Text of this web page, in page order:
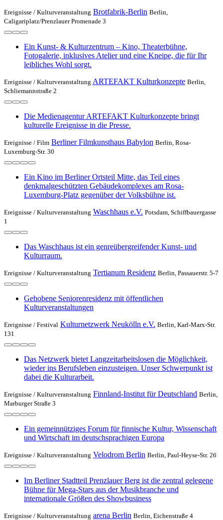
Ereignisse / Kulturveranstaltung Brotfabrik-Berlin Berlin,
Caligariplatz/Prenzlauer Promenade 3
Ein Kunst- & Kulturzentrum – Kino, Theaterbühne,
Fotogalerie, inklusives Atelier und eine Kneipe, die für Ihr
leibliches Wohl sorgt.
Ereignisse / Kulturveranstaltung ARTEFAKT Kulturkonzepte Berlin,
Schliemannstraße 2
Die Medienagentur ARTEFAKT Kulturkonzepte bringt
kulturelle Ereignisse in die Presse.
Ereignisse / Film Berliner Filmkunsthaus Babylon Berlin, Rosa-
Luxemburg-Str. 30
Ein Kino im Berliner Ortsteil Mitte, das Teil eines
denkmalgeschützten Gebäudekomplexes am Rosa-
Luxemburg-Platz gegenüber der Volksbühne ist.
Ereignisse / Kulturveranstaltung Waschhaus e.V. Potsdam, Schiffbauergasse
1
Das Waschhaus ist ein genreübergreifender Kunst- und
Kulturraum.
Ereignisse / Kulturveranstaltung Tertianum Residenz Berlin, Passauerstr. 5-7
Gehobene Seniorenresidenz mit öffentlichen
Kulturveranstaltungen
Ereignisse / Festival Kulturnetzwerk Neukölln e.V. Berlin, Karl-Marx-Str.
131
Das Netzwerk bietet Langzeitarbeitslosen die Möglichkeit,
wieder ins Berufsleben einzusteigen. Unser Schwerpunkt ist
dabei die Kulturarbeit.
Ereignisse / Kulturveranstaltung Finnland-Institut für Deutschland Berlin,
Marburger Straße 3
Ein gemeinnütziges Forum für finnische Kultur, Wissenschaft
und Wirtschaft im deutschsprachigen Europa
Ereignisse / Kulturveranstaltung Velodrom Berlin Berlin, Paul-Heyse-Str. 26
Im Berliner Stadtteil Prenzlauer Berg ist die zentral gelegene
Bühne für Mega-Stars aus der Musikbranche und
internationale Größen des Showbusiness
Ereignisse / Kulturveranstaltung arena Berlin Berlin, Eichenstraße 4